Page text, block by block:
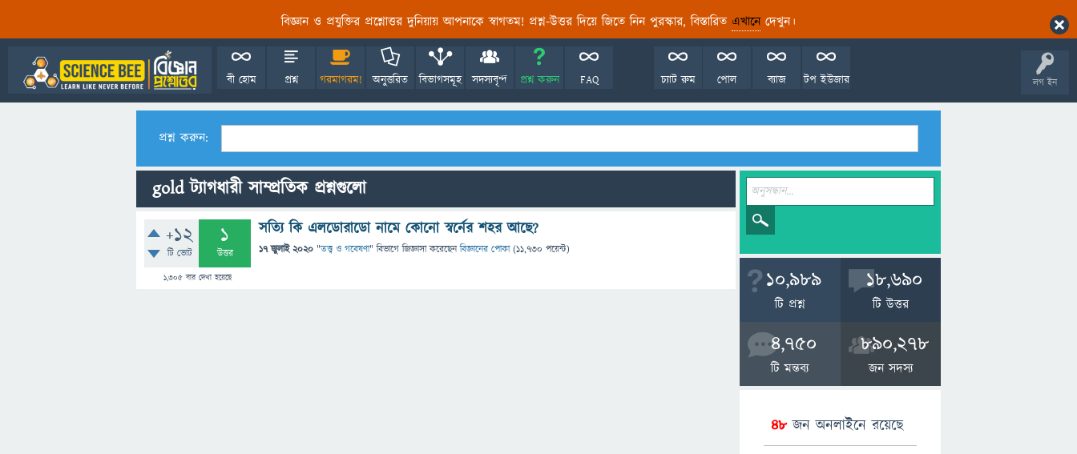
বিজ্ঞান ও প্রযুক্তির প্রশ্নোত্তর দুনিয়ায় আপনাকে স্বাগতম! প্রশ্ন-উত্তর দিয়ে জিতে নিন পুরস্কার, বিস্তারিত এখানেদেখুন।
লগ ইন
বী হোম প্রশ্ন গরমাগরম! অনুত্তরিত বিভাগসমূহ সদস্যবৃন্দ প্রশ্ন করুন FAQ টপ ইউজার
ব্যাজ
পোল
চ্যাট রুম
প্রশ্ন করুন:
gold ট্যাগধারী সাম্প্রতিক প্রশ্নগুলো
+12
টি ভোট
1
উত্তর
1,305 বার দেখা হয়েছে
সত্যি কি এলডোরাডো নামে কোনো স্বর্নের শহর আছে?
17 জুলাই 2020 "তত্ত্ব ও গবেষণা" বিভাগে জিজ্ঞাসাকরেছেনবিজ্ঞানের পোকা (11,730 পয়েন্ট)
10,989
টি প্রশ্ন
18,690
টি উত্তর
4,750
টি মন্তব্য
890,278
জন সদস্য
48জন অনলাইনে রয়েছে